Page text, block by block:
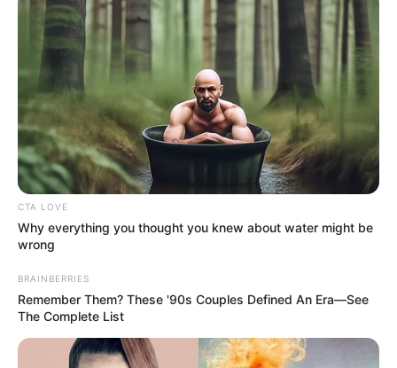
CTA LOVE
Why everything you thought you knew about water might be
wrong
BRAINBERRIES
Remember Them? These '90s Couples Defined An Era—See
The Complete List